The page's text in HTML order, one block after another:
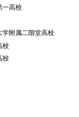
一高校
学附属二階堂高校
校
校